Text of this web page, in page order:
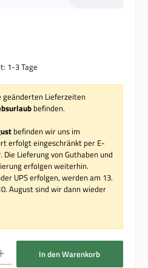
1-3 Tage
geänderten Lieferzeiten
befinden.
befinden wir uns im
erfolgt eingeschränkt per E-
Lieferung von Guthaben und
erfolgen weiterhin.
UPS erfolgen, werden am 13.
August sind wir dann wieder
Wert ein oder benutze die Schaltflächen um
In den Warenkorb